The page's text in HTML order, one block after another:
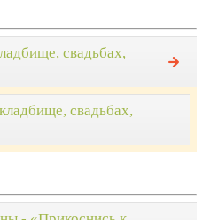
свадьбах,
свадьбах,